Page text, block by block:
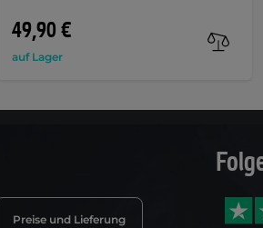
49,90 €
auf Lager
Preise und Lieferung